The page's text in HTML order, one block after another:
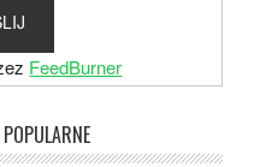
FeedBurner